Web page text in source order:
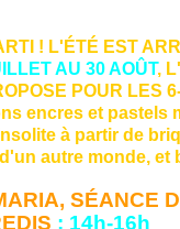
! L'ÉTÉ EST
AU 30 AOÛT,
POUR LES
encres et pastels
à partir de
autre monde, et
SÉANCE
: 14h-16h